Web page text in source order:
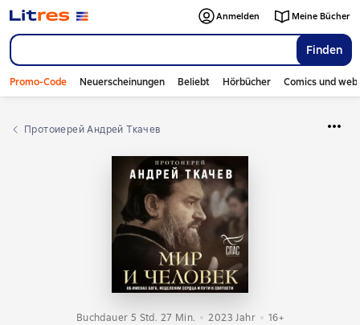
Finden
Anmelden Meine Bücher
Promo-Code Neuerscheinungen Beliebt Hörbücher Comics und
протоиерей Андрей Ткачев
Buchdauer 5 Std. 27 Min. 2023 Jahr 16+